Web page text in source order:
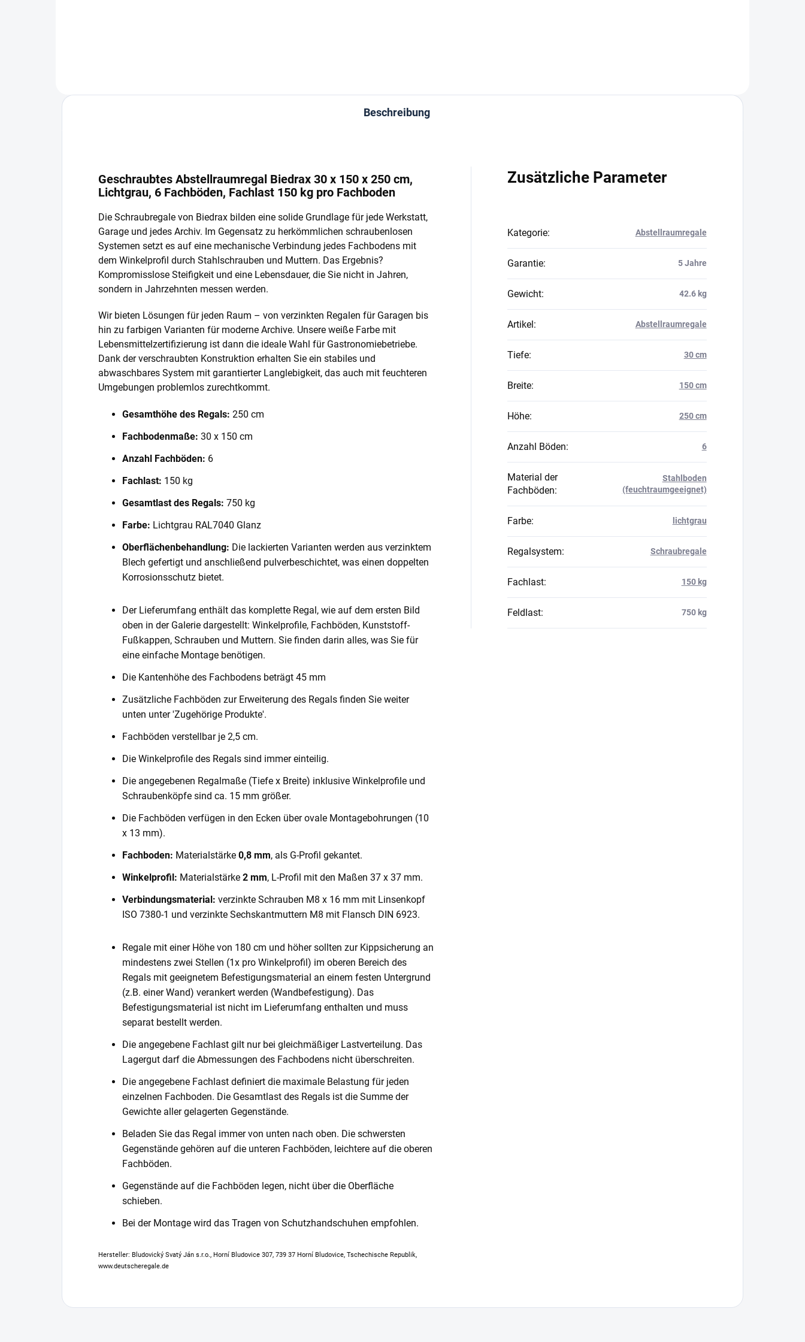
Beschreibung
Geschraubtes Abstellraumregal Biedrax 30 x 150 x 250 cm,
Lichtgrau, 6 Fachböden, Fachlast 150 kg pro Fachboden
Die Schraubregale von Biedrax bilden eine solide Grundlage für jede Werkstatt,
Garage und jedes Archiv. Im Gegensatz zu herkömmlichen schraubenlosen
Systemen setzt es auf eine mechanische Verbindung jedes Fachbodens mit
dem Winkelprofil durch Stahlschrauben und Muttern. Das Ergebnis?
Kompromisslose Steifigkeit und eine Lebensdauer, die Sie nicht in Jahren,
sondern in Jahrzehnten messen werden.
Wir bieten Lösungen für jeden Raum – von verzinkten Regalen für Garagen bis
hin zu farbigen Varianten für moderne Archive. Unsere weiße Farbe mit
Lebensmittelzertifizierung ist dann die ideale Wahl für Gastronomiebetriebe.
Dank der verschraubten Konstruktion erhalten Sie ein stabiles und
abwaschbares System mit garantierter Langlebigkeit, das auch mit feuchteren
Umgebungen problemlos zurechtkommt.
Gesamthöhe des Regals: 250 cm
Fachbodenmaße: 30 x 150 cm
Anzahl Fachböden: 6
Fachlast: 150 kg
Gesamtlast des Regals: 750 kg
Farbe: Lichtgrau RAL7040 Glanz
Oberflächenbehandlung: Die lackierten Varianten werden aus verzinktem
Blech gefertigt und anschließend pulverbeschichtet, was einen doppelten
Korrosionsschutz bietet.
Der Lieferumfang enthält das komplette Regal, wie auf dem ersten Bild
oben in der Galerie dargestellt: Winkelprofile, Fachböden, Kunststoff-
Fußkappen, Schrauben und Muttern. Sie finden darin alles, was Sie für
eine einfache Montage benötigen.
Die Kantenhöhe des Fachbodens beträgt 45 mm
Zusätzliche Fachböden zur Erweiterung des Regals finden Sie weiter
unten unter 'Zugehörige Produkte'.
Fachböden verstellbar je 2,5 cm.
Die Winkelprofile des Regals sind immer einteilig.
Die angegebenen Regalmaße (Tiefe x Breite) inklusive Winkelprofile und
Schraubenköpfe sind ca. 15 mm größer.
Die Fachböden verfügen in den Ecken über ovale Montagebohrungen (10
x 13 mm).
Fachboden: Materialstärke 0,8 mm, als G-Profil gekantet.
Winkelprofil: Materialstärke 2 mm, L-Profil mit den Maßen 37 x 37 mm.
Verbindungsmaterial: verzinkte Schrauben M8 x 16 mm mit Linsenkopf
ISO 7380-1 und verzinkte Sechskantmuttern M8 mit Flansch DIN 6923.
Regale mit einer Höhe von 180 cm und höher sollten zur Kippsicherung an
mindestens zwei Stellen (1x pro Winkelprofil) im oberen Bereich des
Regals mit geeignetem Befestigungsmaterial an einem festen Untergrund
(z.B. einer Wand) verankert werden (Wandbefestigung). Das
Befestigungsmaterial ist nicht im Lieferumfang enthalten und muss
separat bestellt werden.
Die angegebene Fachlast gilt nur bei gleichmäßiger Lastverteilung. Das
Lagergut darf die Abmessungen des Fachbodens nicht überschreiten.
Die angegebene Fachlast definiert die maximale Belastung für jeden
einzelnen Fachboden. Die Gesamtlast des Regals ist die Summe der
Gewichte aller gelagerten Gegenstände.
Beladen Sie das Regal immer von unten nach oben. Die schwersten
Gegenstände gehören auf die unteren Fachböden, leichtere auf die oberen
Fachböden.
Gegenstände auf die Fachböden legen, nicht über die Oberfläche
schieben.
Bei der Montage wird das Tragen von Schutzhandschuhen empfohlen.
Hersteller: Bludovický Svatý Ján s.r.o., Horní Bludovice 307, 739 37 Horní Bludovice, Tschechische Republik,
www.deutscheregale.de
Zusätzliche Parameter
Kategorie: Abstellraumregale
Garantie: 5 Jahre
Gewicht: 42.6 kg
Artikel: Abstellraumregale
Tiefe: 30 cm
Breite: 150 cm
Höhe: 250 cm
Anzahl Böden: 6
Material der
Fachböden:
Stahlboden
(feuchtraumgeeignet)
Farbe: lichtgrau
Regalsystem: Schraubregale
Fachlast: 150 kg
Feldlast: 750 kg